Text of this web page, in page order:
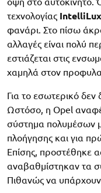
τεχνολογίας
φανάρι. Στο πίσω
αλλαγές είναι πολύ
εστιάζεται στις
χαμηλά στον
Για το εσωτερικό
Ωστόσο, η Opel
σύστημα πολυμέσων
πλοήγησης και για
Επίσης, προστέθηκε
αναβαθμίστηκαν τα
Πιθανώς να υπάρχουν